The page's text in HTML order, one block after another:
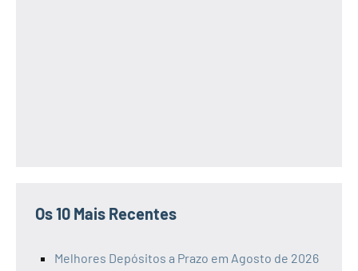
Os 10 Mais Recentes
Melhores Depósitos a Prazo em Agosto de 2026